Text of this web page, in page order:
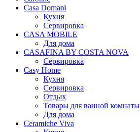
Casa Domani
Кухня
Сервировка
CASA MOBILE
Для дома
CASAFINA BY COSTA NOVA
Сервировка
Casy Home
Кухня
Сервировка
Отдых
Товары для ванной комнаты
Для дома
Ceramiche Viva